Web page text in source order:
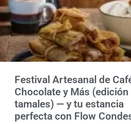
Festival Artesanal de
Chocolate y Más (edición
tamales) — y tu estancia
perfecta con Flow